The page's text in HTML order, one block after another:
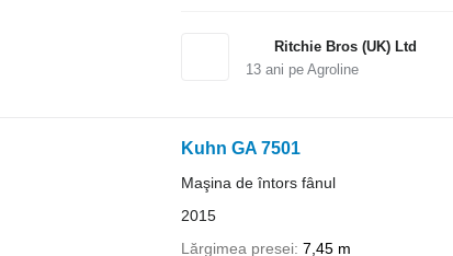
Ritchie Bros (UK) Ltd
13ani pe Agroline
Kuhn GA 7501
Maşina de întors fânul
2015
Lărgimea presei 7,45 m